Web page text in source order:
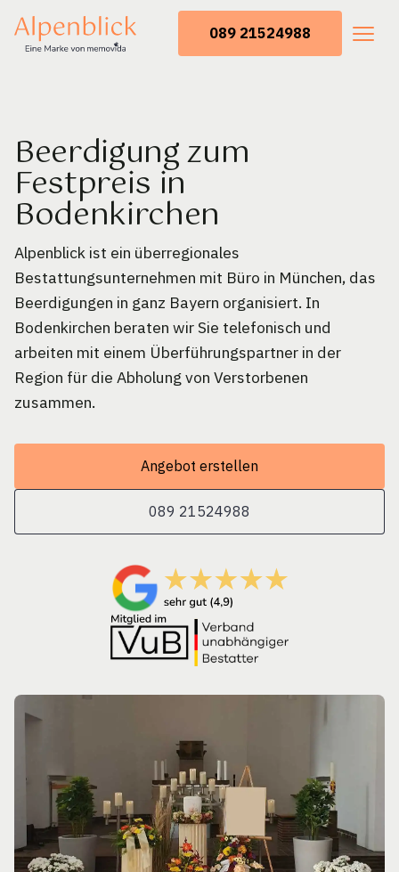
089 21524988
Beerdigung zum
Festpreis in
Bodenkirchen
Alpenblick ist ein überregionales
Bestattungsunternehmen mit Büro in München, das
Beerdigungen in ganz Bayern organisiert. In
Bodenkirchen beraten wir Sie telefonisch und
arbeiten mit einem Überführungspartner in der
Region für die Abholung von Verstorbenen
zusammen.
Angebot erstellen
089 21524988